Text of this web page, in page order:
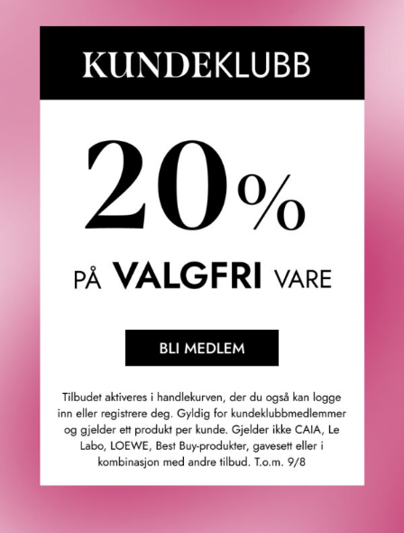
318 - BLURRY GREEN
268 - CANDEUR ET
EXPÉRIENCE
BESKRIVELSE SPØRSMÅL & SVAR
avanserte innovasjon for å øke kreativ bruk. Den
optimaliserte formelen forener myk tekstur og enkel
påføring for å oppnå maksimal farge som sitter godt og
stråler. Nyansene finnes med flere effekter: matt, satiny,
etui med stort speil.
uendelige måter for å definere naturlige, intense,
sofistikerte eller smoky øyne.
GTIN: 3145891642667
Leverandørs artikkelnummer: 0164266
RELATERTE PRODUKTER